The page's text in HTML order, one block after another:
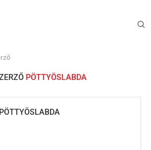
PÖTTYÖSLABDA
PÖTTYÖSLABDA